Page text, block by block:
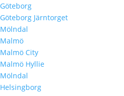
Göteborg
Göteborg Järntorget
Mölndal
Malmö
Malmö City
Malmö Hyllie
Mölndal
Helsingborg